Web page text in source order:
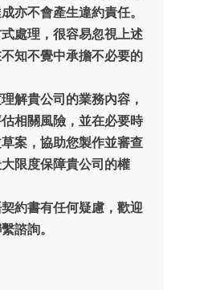
亦不會產生違約責任。
處理，很容易忽視上述
知不覺中承擔不必要的
解貴公司的業務內容，
相關風險，並在必要時
案，協助您製作並審查
限度保障貴公司的權
約書有任何疑慮，歡迎
諮詢。